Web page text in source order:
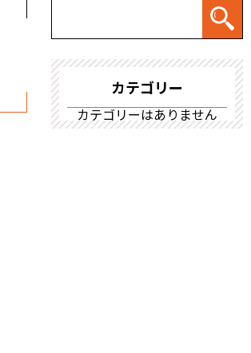
カテゴリー
カテゴリーはありません